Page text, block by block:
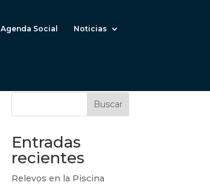
Agenda Social Noticias
Buscar
Entradas
recientes
Relevos en la Piscina